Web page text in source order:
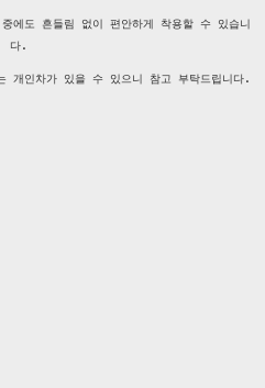
에도 흔들림 없이 편안하게 착용할 수 있습니
다.
개인차가 있을 수 있으니 참고 부탁드립니다.